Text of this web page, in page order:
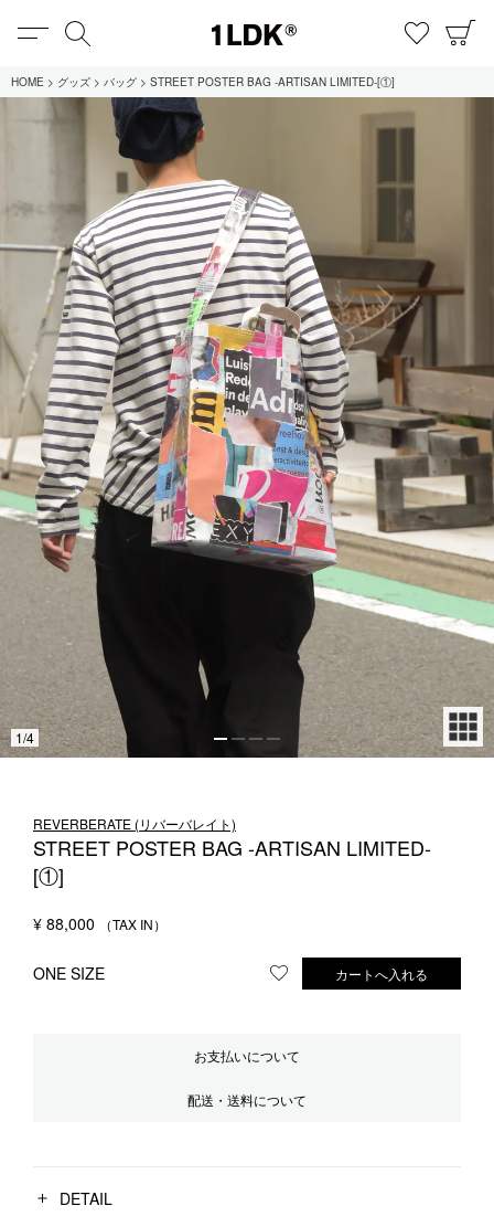
MENU お気に
在庫あり
全てのアイテム
限定
セール
全てのブランド
UNIVERSAL PRODUCTS.
EVCON
MY___
1LDK STAND
HOME グッズ バッグ STREET POSTER BAG -ARTISAN LIMITED-[①]
1/4
REVERBERATE (リバーバレイト)
STREET POSTER BAG -ARTISAN LIMITED-
[①]
¥ 88,000
ONE SIZE お気に入りに登録する
カートへ入れる
お支払いについて
配送・送料について
DETAIL